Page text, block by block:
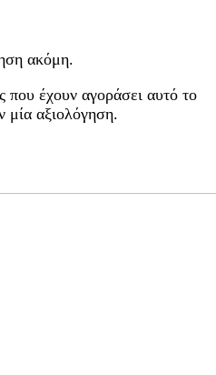
ακόμη.
που έχουν αγοράσει αυτό το
μία αξιολόγηση.